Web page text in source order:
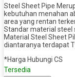
Steel Sheet Pipe
kebutuhan menahan
area yang rentan
Standar material steel
Material Steel Sheet
diantaranya terdapat
*Harga Hubungi CS
Tersedia